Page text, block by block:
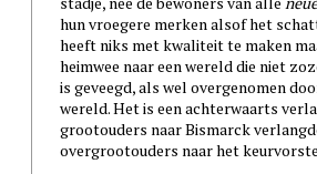
hun vroegere merken alsof het
heeft niks met kwaliteit te maken
heimwee naar een wereld die niet
is geveegd, als wel overgenomen
wereld. Het is een achterwaarts
grootouders naar Bismarck
overgrootouders naar het